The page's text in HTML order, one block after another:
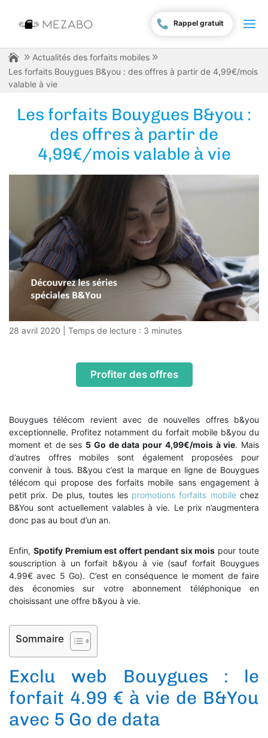
Rappel gratuit
Actualités des forfaits mobiles
Les forfaits Bouygues B&you : des offres à partir de 4,99€/mois
valable à vie
Les forfaits Bouygues B&you :
des offres à partir de
4,99€/mois valable à vie
28 avril 2020 Temps de lecture : 3 minutes
Profiter des offres
Bouygues télécom revient avec de nouvelles offres b&you
exceptionnelle. Profitez notamment du forfait mobile b&you du
moment et de ses 5 Go de data pour 4,99€/mois à vie. Mais
d’autres offres mobiles sont également proposées pour
convenir à tous. B&you c’est la marque en ligne de Bouygues
télécom qui propose des forfaits mobile sans engagement à
petit prix. De plus, toutes les promotions forfaits mobilechez
B&You sont actuellement valables à vie. Le prix n’augmentera
donc pas au bout d’un an.
Enfin, Spotify Premium est offert pendant six mois pour toute
souscription à un forfait b&you à vie (sauf forfait Bouygues
4.99€ avec 5 Go). C’est en conséquence le moment de faire
des économies sur votre abonnement téléphonique en
choisissant une offre b&you à vie.
Sommaire
Exclu web Bouygues : le
forfait 4.99 € à vie de B&You
avec 5 Go de data